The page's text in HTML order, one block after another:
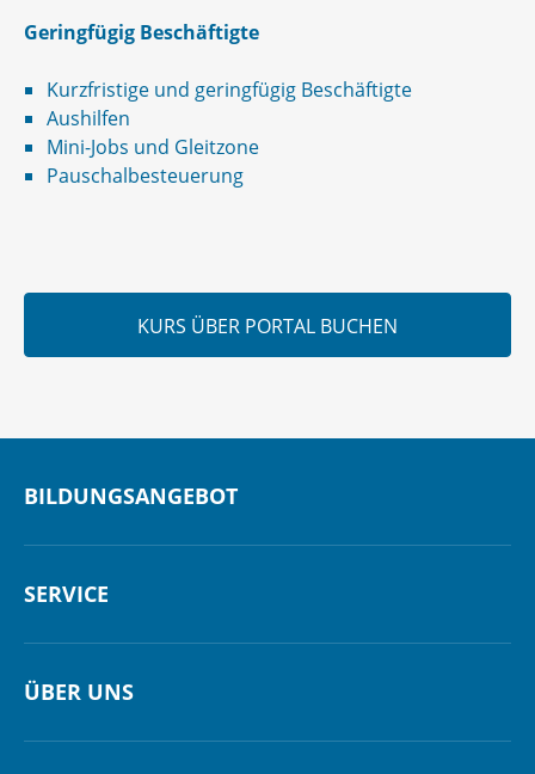
Geringfügig Beschäftigte
Kurzfristige und geringfügig Beschäftigte
Aushilfen
Mini-Jobs und Gleitzone
Pauschalbesteuerung
KURS ÜBER PORTAL BUCHEN
BILDUNGSANGEBOT
SERVICE
ÜBER UNS